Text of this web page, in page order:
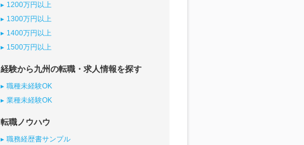
1200万円以上
1300万円以上
1400万円以上
1500万円以上
経験から九州の転職・求人情報を探す
職種未経験OK
業種未経験OK
転職ノウハウ
職務経歴書サンプル